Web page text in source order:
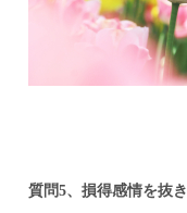
質問5、損得感情を抜